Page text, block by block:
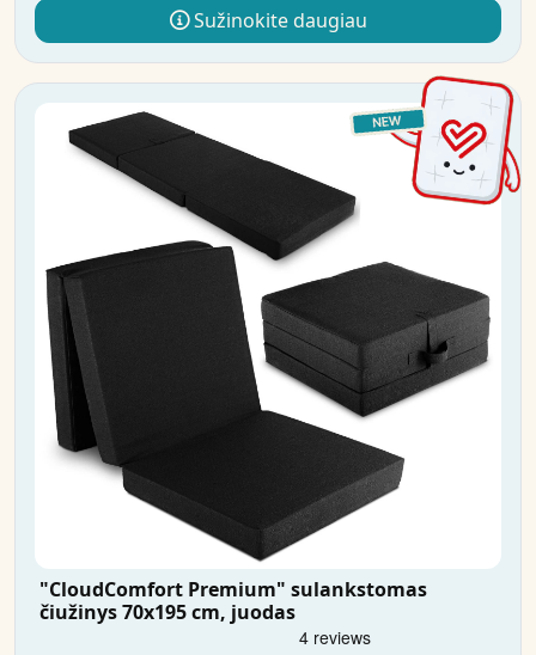
Sužinokite daugiau
"CloudComfort Premium" sulankstomas
čiužinys 70x195 cm, juodas